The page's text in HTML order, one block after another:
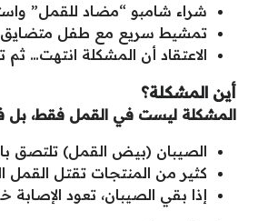
شراء شامبو “مضاد للقمل”
تمشيط سريع مع طفل
الاعتقاد أن المشكلة انتهت…
أين المشكلة؟
المشكلة ليست في القمل فقط، بل
الصيبان (بيض القمل) تلتصق
كثير من المنتجات تقتل
إذا بقي الصيبان، تعود الإصابة